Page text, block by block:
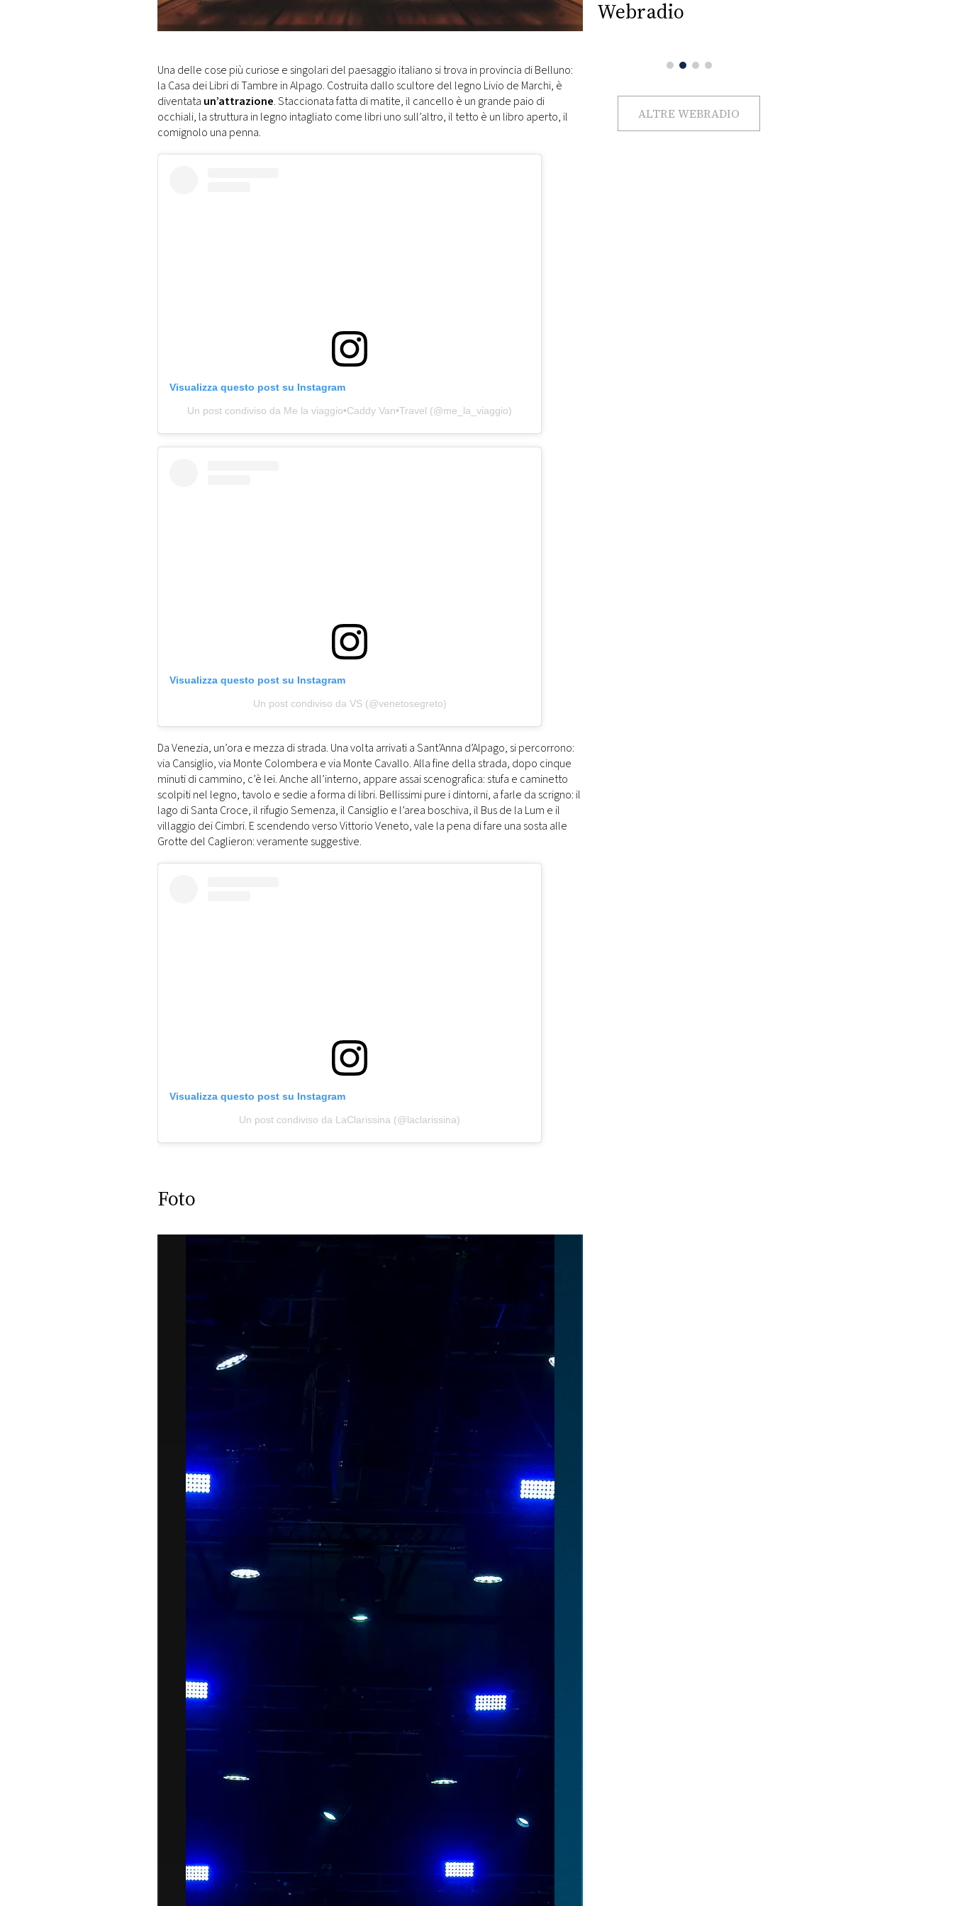
DI
MONACO
RMC
CONSIGLIA
Una delle cose più curiose e singolari del paesaggio italiano si trova in provincia di Belluno:
la Casa dei Libri di Tambre in Alpago. Costruita dallo scultore del legno Livio de Marchi, è
diventata un’attrazione. Staccionata fatta di matite, il cancello è un grande paio di
occhiali, la struttura in legno intagliato come libri uno sull’altro, il tetto è un libro aperto, il
comignolo una penna.
Visualizza questo post su Instagram
Un post condiviso da Me la viaggio•Caddy Van•Travel (@me_la_viaggio)
Visualizza questo post su Instagram
Un post condiviso da VS (@venetosegreto)
Da Venezia, un’ora e mezza di strada. Una volta arrivati a Sant’Anna d’Alpago, si percorrono:
via Cansiglio, via Monte Colombera e via Monte Cavallo. Alla fine della strada, dopo cinque
minuti di cammino, c’è lei. Anche all’interno, appare assai scenografica: stufa e caminetto
scolpiti nel legno, tavolo e sedie a forma di libri. Bellissimi pure i dintorni, a farle da scrigno: il
lago di Santa Croce, il rifugio Semenza, il Cansiglio e l’area boschiva, il Bus de la Lum e il
villaggio dei Cimbri. E scendendo verso Vittorio Veneto, vale la pena di fare una sosta alle
Grotte del Caglieron: veramente suggestive.
Visualizza questo post su Instagram
Un post condiviso da LaClarissina (@laclarissina)
Foto
Webradio
ALTRE WEBRADIO